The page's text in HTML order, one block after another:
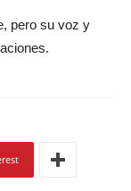
pero su voz y